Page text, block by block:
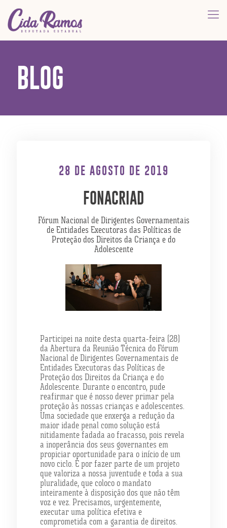
BLOG
28 DE AGOSTO DE 2019
FONACRIAD
Fórum Nacional de Dirigentes Governamentais
de Entidades Executoras das Políticas de
Proteção dos Direitos da Criança e do
Adolescente
Participei na noite desta quarta-feira (28)
da Abertura da Reunião Técnica do Fórum
Nacional de Dirigentes Governamentais de
Entidades Executoras das Políticas de
Proteção dos Direitos da Criança e do
Adolescente. Durante o encontro, pude
reafirmar que é nosso dever primar pela
proteção às nossas crianças e adolescentes.
Uma sociedade que enxerga a redução da
maior idade penal como solução está
nitidamente fadada ao fracasso, pois revela
a inoperância dos seus governantes em
propiciar oportunidade para o início de um
novo ciclo. É por fazer parte de um projeto
que valoriza a nossa juventude e toda a sua
pluralidade, que coloco o mandato
inteiramente à disposição dos que não têm
voz e vez. Precisamos, urgentemente,
executar uma política efetiva e
comprometida com a garantia de direitos.